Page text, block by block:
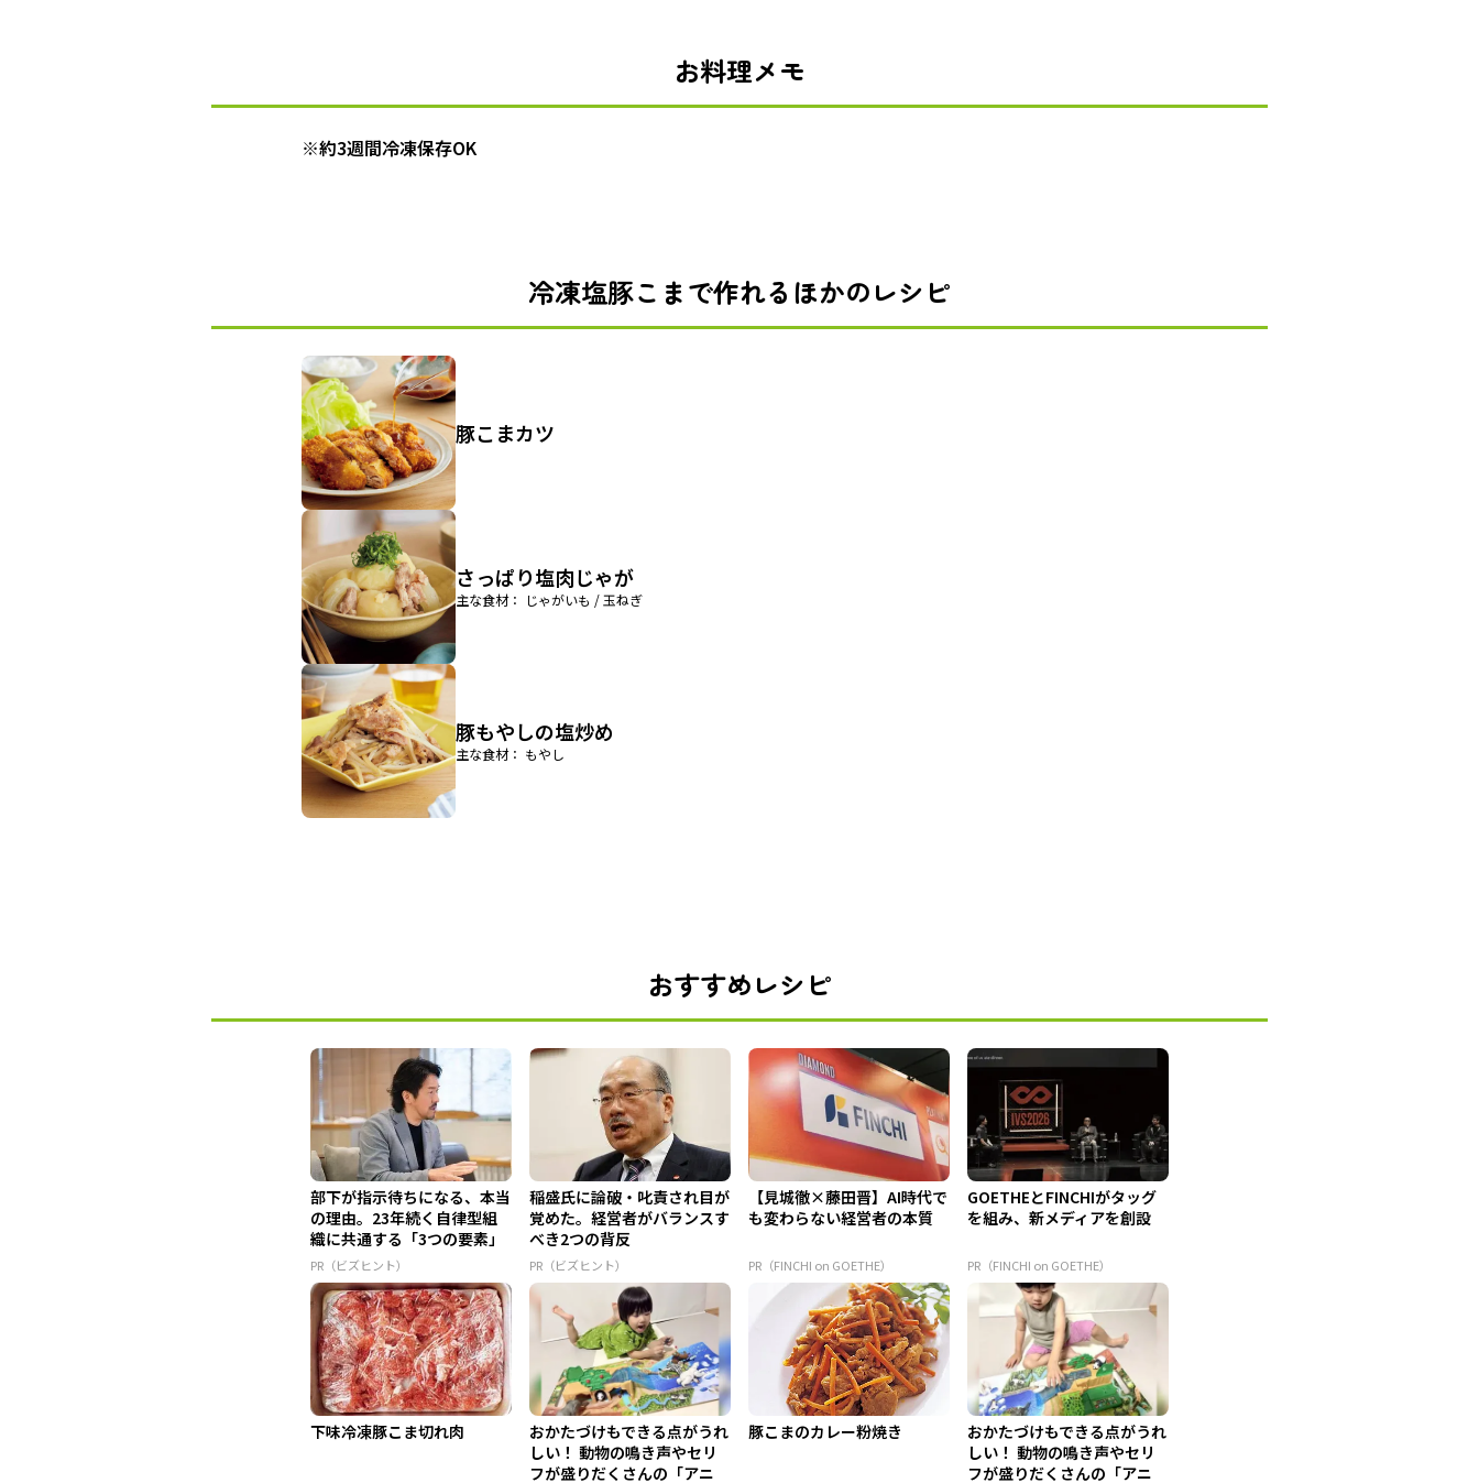
お料理メモ
※約3週間冷凍保存OK
冷凍塩豚こまで作れるほかのレシピ
豚こまカツ
さっぱり塩肉じゃが
主な食材： じゃがいも / 玉ねぎ
豚もやしの塩炒め
主な食材： もやし
おすすめレシピ
部下が指示待ちになる、本当
の理由。23年続く自律型組
織に共通する「3つの要素」
PR（ビズヒント）
稲盛氏に論破・叱責され目が
覚めた。経営者がバランスす
べき2つの背反
PR（ビズヒント）
【見城徹×藤田晋】AI時代で
も変わらない経営者の本質
PR（FINCHI on GOETHE）
GOETHEとFINCHIがタッグ
を組み、新メディアを創設
PR（FINCHI on GOETHE）
下味冷凍豚こま切れ肉
おかたづけもできる点がうれ
しい！ 動物の鳴き声やセリ
フが盛りだくさんの「アニ
豚こまのカレー粉焼き
おかたづけもできる点がうれ
しい！ 動物の鳴き声やセリ
フが盛りだくさんの「アニ